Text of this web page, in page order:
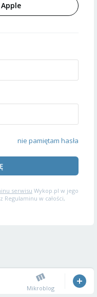
nie pamiętam hasła
serwisu Wykop.pl w jego
w całości,
Mikroblog